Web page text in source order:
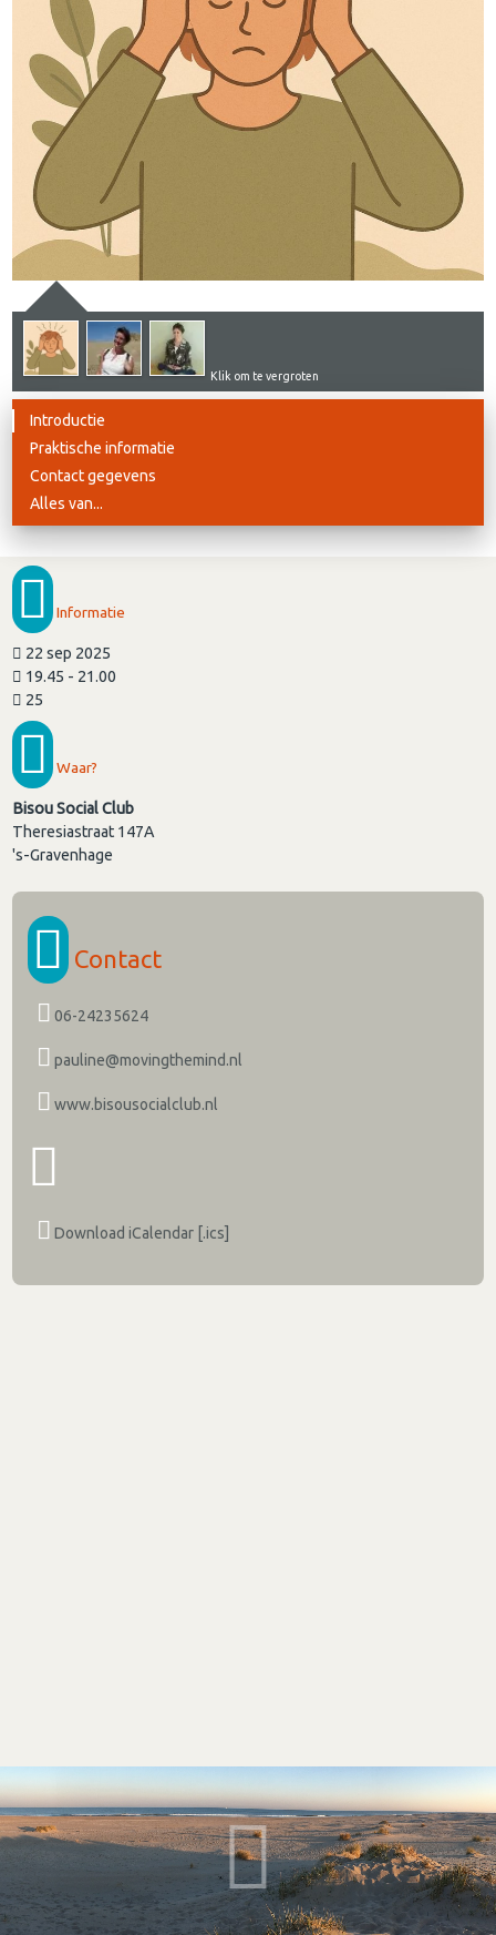
Klik om te vergroten
Introductie
Praktische informatie
Contact gegevens
Alles van...
Informatie
22 sep 2025
19.45 - 21.00
25
Waar?
Bisou Social Club
Theresiastraat 147A
's-Gravenhage
Contact
06-24235624
pauline@movingthemind.nl
www.bisousocialclub.nl
Download iCalendar [.ics]